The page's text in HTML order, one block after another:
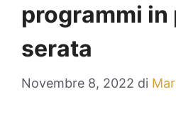
programmi in
serata
Novembre 8, 2022 di